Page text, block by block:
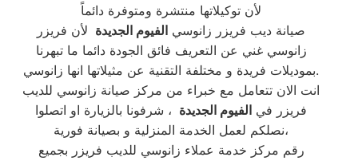
لأن توكيلاتها منتشرة ومتوفرة دائماً
صيانة ديب فريزر زانوسي الفيوم الجديدة لأن فريزر
زانوسي غني عن التعريف فائق الجودة دائما ما تبهرنا
بموديلات فريدة و مختلفة التقنية عن مثيلاتها انها زانوسي.
انت الان تتعامل مع خبراء من مركز صيانة زانوسي للديب
فريزر في الفيوم الجديدة ، شرفونا بالزيارة او اتصلوا
نصلكم لعمل الخدمة المنزلية و بصيانة فورية،
رقم مركز خدمة عملاء زانوسي للديب فريزر بجميع